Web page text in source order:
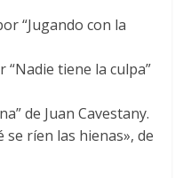
“Jugando con la
“Nadie tiene la culpa”
de Juan Cavestany.
se ríen las hienas», de